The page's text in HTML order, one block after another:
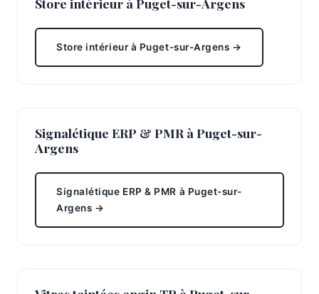
Store intérieur à Puget-sur-Argens
Store intérieur à Puget-sur-Argens →
Signalétique ERP & PMR à Puget-sur-
Argens
Signalétique ERP & PMR à Puget-sur-
Argens →